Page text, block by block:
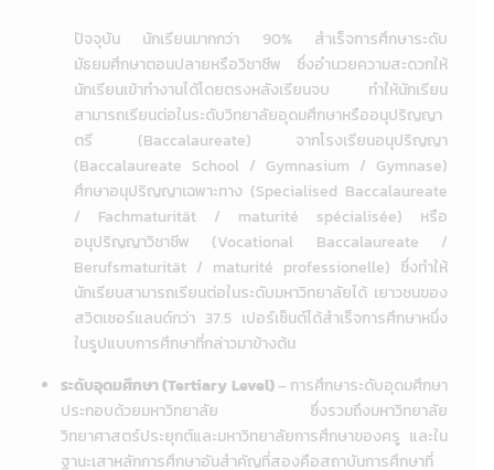
ปัจจุบัน นักเรียนมากกว่า 90% สำเร็จการศึกษาระดับ
มัธยมศึกษาตอนปลายหรือวิชาชีพ ซึ่งอำนวยความสะดวกให้
นักเรียนเข้าทำงานได้โดยตรงหลังเรียนจบ ทำให้นักเรียน
สามารถเรียนต่อในระดับวิทยาลัยอุดมศึกษาหรืออนุปริญญา
ตรี (Baccalaureate) จากโรงเรียนอนุปริญญา
(Baccalaureate School / Gymnasium / Gymnase)
ศึกษาอนุปริญญาเฉพาะทาง (Specialised Baccalaureate
/ Fachmaturität / maturité spécialisée) หรือ
อนุปริญญาวิชาชีพ (Vocational Baccalaureate /
Berufsmaturität / maturité professionelle) ซึ่งทำให้
นักเรียนสามารถเรียนต่อในระดับมหาวิทยาลัยได้ เยาวชนของ
สวิตเซอร์แลนด์กว่า 37.5 เปอร์เซ็นต์ได้สำเร็จการศึกษาหนึ่ง
ในรูปแบบการศึกษาที่กล่าวมาข้างต้น
ระดับอุดมศึกษา (Tertiary Level)– การศึกษาระดับอุดมศึกษา
ประกอบด้วยมหาวิทยาลัย ซึ่งรวมถึงมหาวิทยาลัย
วิทยาศาสตร์ประยุกต์และมหาวิทยาลัยการศึกษาของครู และใน
ฐานะเสาหลักการศึกษาอันสำคัญที่สองคือสถาบันการศึกษาที่